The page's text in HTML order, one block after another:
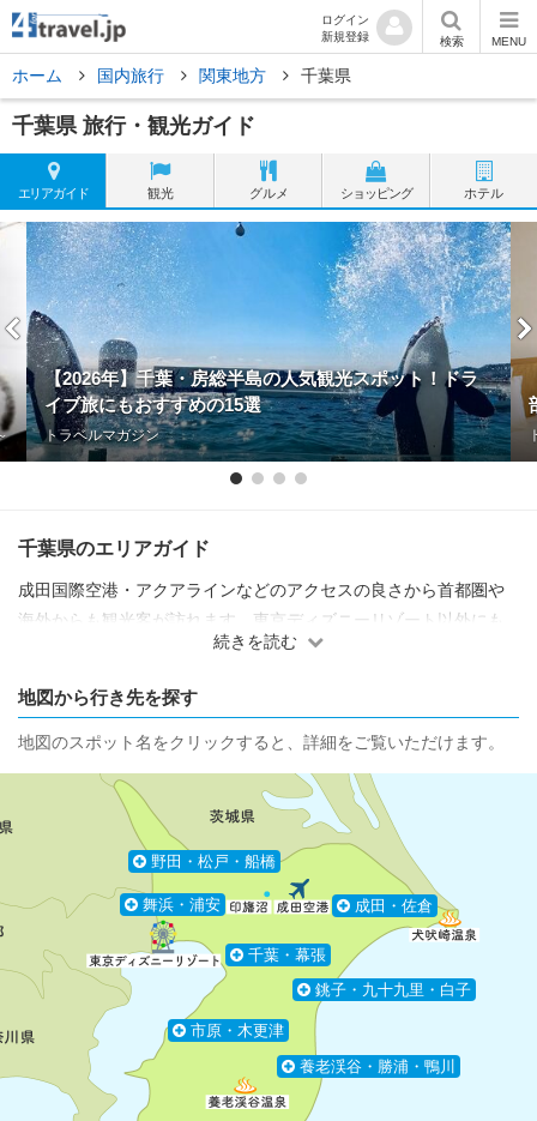
ログイン
新規登録
検索 MENU
ホーム 国内旅行 関東地方 千葉県
千葉県 旅行・観光ガイド
エリアガイド 観光 グルメ ショッピング ホテル
【2026年】千葉・房総半島の人気観光スポット！ドラ
イブ旅にもおすすめの15選
トラベルマガジン
千葉県のエリアガイド
成田国際空港・アクアラインなどのアクセスの良さから首都圏や
海外からも観光客が訪れます。東京ディズニーリゾート以外にも
海に囲まれた自然環境や歴史的文化財なども多く見られます。
続きを読む
地図から行き先を探す
地図のスポット名をクリックすると、詳細をご覧いただけます。
舞浜・浦安
野田・松戸・船橋
千葉・幕張
市原・木更津
成田・佐倉
銚子・九十九里・白子
養老渓谷・勝浦・鴨川